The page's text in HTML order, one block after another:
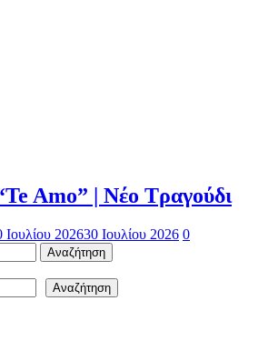
Amo” | Νέο Τραγούδι
Ιουλίου 202630 Ιουλίου 2026 0
Αναζήτηση